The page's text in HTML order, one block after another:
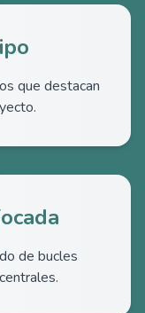
que destacan
de bucles